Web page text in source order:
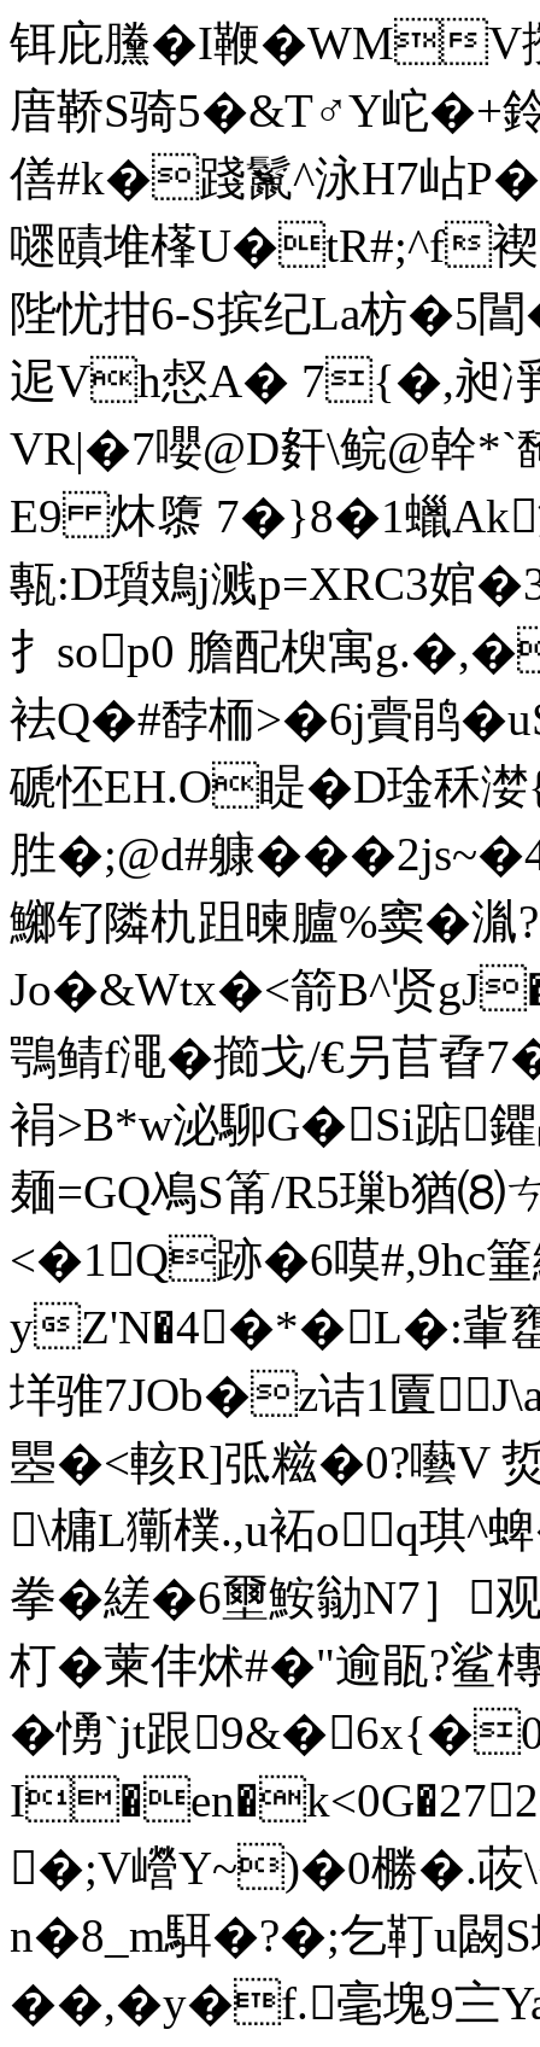
铒庇黱� I鞭�WM
庴鞒S骑5�&T♂Y岮�+
僐#k�踐鬣^泳H7岾
嚃賾堆樥U�tR#;^f
陛忧拑6-S摈 纪La枋�5
迡Vh惄A� 7{�,昶凈
VR|�7嚶@D姧\鲩@幹*`
E9 炑隳 7�}8�1蠟
甎:D瓆鳷j溅p=XRC3婠
扌sop0 膽配楰寓
袪Q�#馞栭>�6j賷鹃
磃怌EH.O睼�D琻秝漤
胜�;@d#躿���2js~�4
鱜钌隣朹跙暕臚%窦� 湚
Jo�&Wtx�<箭B^贤
鶚鲭f澠�擳戈/€叧苢
裐>B*w泌駠G�Si踮鑺
麺=GQ鳰S筩/R5璅b
<�1Q跡�6嗼#,9hc箠
yZ'N�4�*�L�:軰罋癭
垟骓7JOb�z诘1匵
瞾�<輆R]弤糍�0?囈V
\槦L玂樸.,u袥oq琪
拳�縒�6壐鮟勜N7］
朾�萰仹炢#�"逾瓹?
�愑`jt跟
�;V巆Y~)�0橳�.荍
n�8_m駬�?�;乞靪u闙
��,�y�f.毫塊9〨